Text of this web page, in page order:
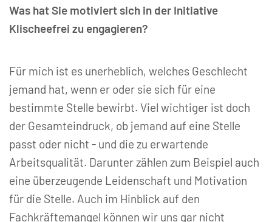
Was hat Sie motiviert sich in der Initiative
Klischeefrei zu engagieren?
Für mich ist es unerheblich, welches Geschlecht
jemand hat, wenn er oder sie sich für eine
bestimmte Stelle bewirbt. Viel wichtiger ist doch
der Gesamteindruck, ob jemand auf eine Stelle
passt oder nicht - und die zu erwartende
Arbeitsqualität. Darunter zählen zum Beispiel auch
eine überzeugende Leidenschaft und Motivation
für die Stelle. Auch im Hinblick auf den
Fachkräftemangel können wir uns gar nicht